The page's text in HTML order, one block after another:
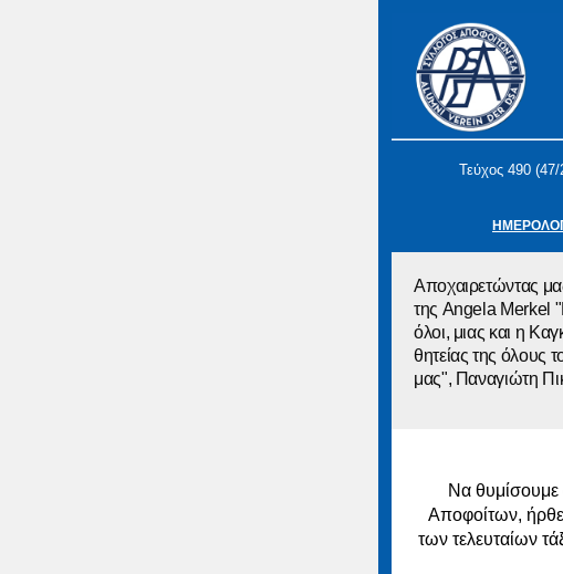
Τεύχος 490
Αποχαιρετώντας
της Angela Merkel
όλοι, μιας και η
θητείας της
μας", Παναγιώτη
Να
Αποφοίτων, ήρθε
των τελευταίων